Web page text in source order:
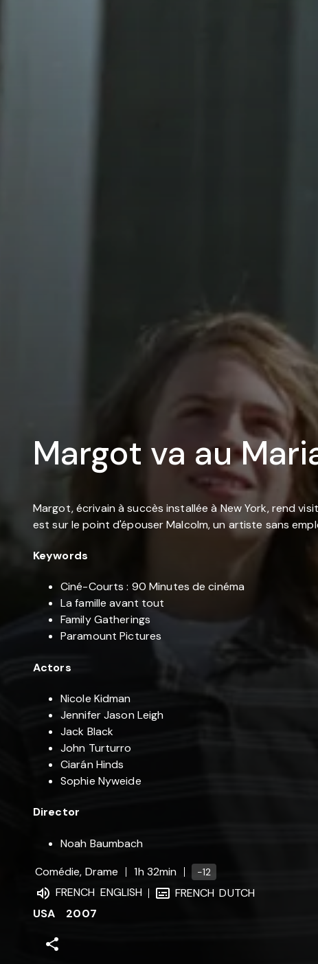
Margot va au
Margot, écrivain à succès installée à New York, rend
est sur le point d'épouser Malcolm, un artiste sans
Keywords
Ciné-Courts : 90 Minutes de cinéma
La famille avant tout
Family Gatherings
Paramount Pictures
Actors
Nicole Kidman
Jennifer Jason Leigh
Jack Black
John Turturro
Ciarán Hinds
Sophie Nyweide
Director
Noah Baumbach
Comédie, Drame
1h 32min -12
FRENCH ENGLISH FRENCH DUTCH
USA
2007